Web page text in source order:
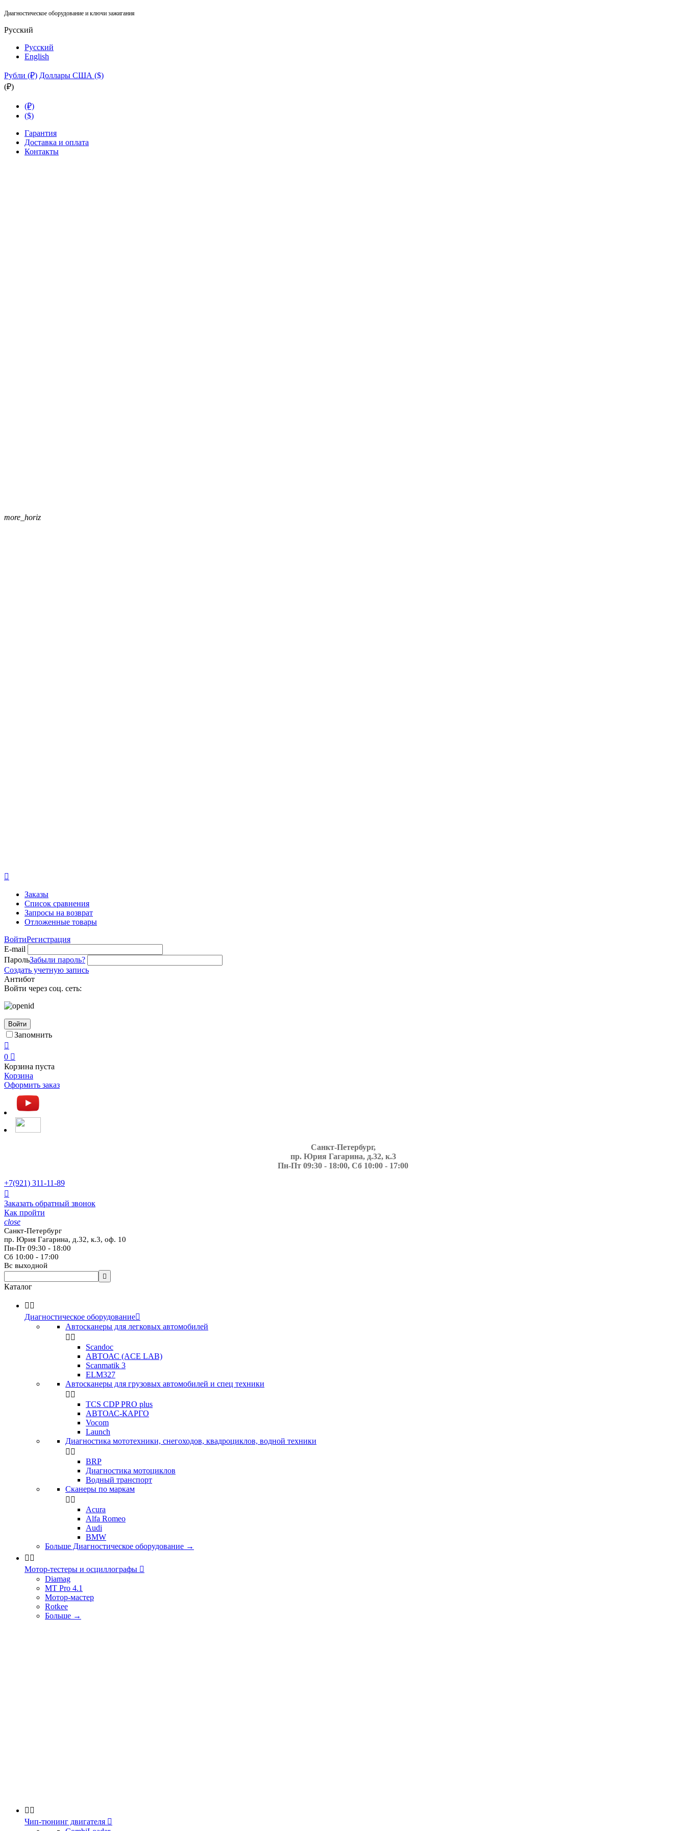
Диагностическое оборудование и ключи зажигания
Русский
Русский
English
Рубли (₽) Доллары США ($)
(₽)
(₽)
($)
Гарантия
Доставка и оплата
Контакты
more_horiz

Заказы
Список сравнения
Запросы на возврат
Отложенные товары
ВойтиРегистрация
E-mail
ПарольЗабыли пароль?
Создать учетную запись
Антибот
Войти через соц. сеть:
Войти
Запомнить

0 
Корзина пуста
Корзина
Оформить заказ
Санкт-Петербург,
пр. Юрия Гагарина, д.32, к.3
Пн-Пт 09:30 - 18:00, Сб 10:00 - 17:00
+7(921) 311-11-89

Заказать обратный звонок
Как пройти
close
Санкт-Петербург
пр. Юрия Гагарина, д.32, к.3, оф. 10
Пн-Пт 09:30 - 18:00
Сб 10:00 - 17:00
Вс выходной

Каталог
 
Диагностическое оборудование
Автосканеры для легковых автомобилей
 
Scandoc
АВТОАС (ACE LAB)
Scanmatik 3
ELM327
Автосканеры для грузовых автомобилей и спец техники
 
TCS CDP PRO plus
АВТОАС-КАРГО
Vocom
Launch
Диагностика мототехники, снегоходов, квадроциклов, водной техники
 
BRP
Диагностика мотоциклов
Водный транспорт
Сканеры по маркам
 
Acura
Alfa Romeo
Audi
BMW
Больше Диагностическое оборудование →
 
Мотор-тестеры и осциллографы 
Diamag
MT Pro 4.1
Мотор-мастер
Rotkee
Больше →
 
Чип-тюнинг двигателя 